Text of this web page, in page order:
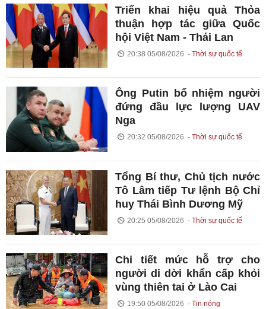
Triển khai hiệu quả Thỏa
thuận hợp tác giữa Quốc
hội Việt Nam - Thái Lan
20:38 05/08/2026 Thời sự quốc tế
Ông Putin bổ nhiệm người
đứng đầu lực lượng UAV
Nga
20:32 05/08/2026 Thời sự quốc tế
Tổng Bí thư, Chủ tịch nước
Tô Lâm tiếp Tư lệnh Bộ Chỉ
huy Thái Bình Dương Mỹ
20:25 05/08/2026 Thời sự quốc tế
Chi tiết mức hỗ trợ cho
người di dời khẩn cấp khỏi
vùng thiên tai ở Lào Cai
19:50 05/08/2026 Tin nóng